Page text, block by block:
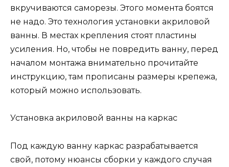
вкручиваются саморезы. Этого момента боятся
не надо. Это технология установки акриловой
ванны. В местах крепления стоят пластины
усиления. Но, чтобы не повредить ванну, перед
началом монтажа внимательно прочитайте
инструкцию, там прописаны размеры крепежа,
который можно использовать.
Установка акриловой ванны на каркас
Под каждую ванну каркас разрабатывается
свой, потому нюансы сборки у каждого случая